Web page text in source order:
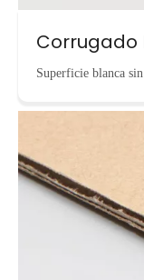
Corrugado
Superficie blanca